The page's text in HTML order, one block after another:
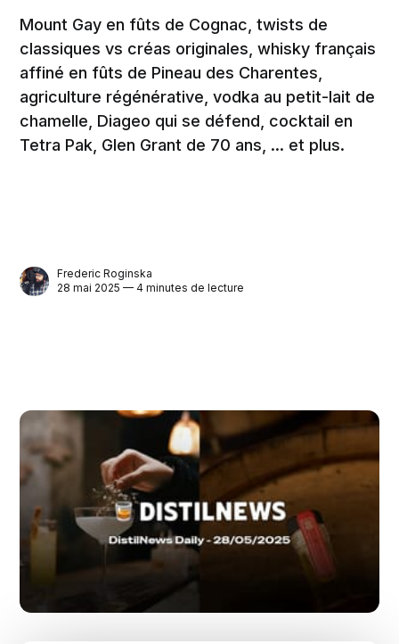
Mount Gay en fûts de Cognac, twists de
classiques vs créas originales, whisky français
affiné en fûts de Pineau des Charentes,
agriculture régénérative, vodka au petit-lait de
chamelle, Diageo qui se défend, cocktail en
Tetra Pak, Glen Grant de 70 ans, ... et plus.
Frederic Roginska
28 mai 2025 — 4 minutes de lecture